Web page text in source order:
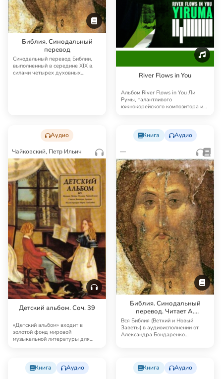
Библия. Синодальный
перевод
Синодальный перевод Библии,
выполненный в середине XIX в.
силами четырех духовных
River Flows in You
Альбом River Flows in You Ли
Румы, талантливого
южнокорейского композитора и
Аудио
Чайковский, Петр Ильич
Детский альбом. Соч. 39
«Детский альбом» входит в
золотой фонд мировой
музыкальной литературы для
Книга Аудио
—
Библия. Синодальный
перевод. Читает А.
Бондаренко и И.
Прудовский
Вся Библия (Ветхий и Новый
Заветы) в аудиоисполнении от
Александра Бондаренко
Книга Аудио Книга Аудио